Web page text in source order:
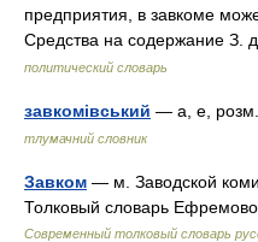
предприятия, в завкоме
Средства на содержание З.
политический словарь
завкомівський — а, е,
тлумачний словник
Завком — м. Заводской
Толковый словарь
Современный толковый словарь